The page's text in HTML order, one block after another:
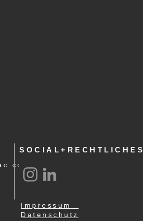
SOCIAL+RECHTLICHES
Impressum
Datenschutz